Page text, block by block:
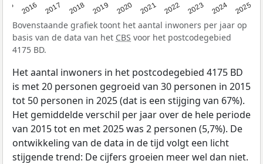
2016 2017 2018 2019 2020 2021 2022 2023 2024 2025
Bovenstaande grafiek toont het aantal inwoners per jaar op
basis van de data van het CBS voor het postcodegebied
4175 BD.
Het aantal inwoners in het postcodegebied 4175 BD
is met 20 personen gegroeid van 30 personen in 2015
tot 50 personen in 2025 (dat is een stijging van 67%).
Het gemiddelde verschil per jaar over de hele periode
van 2015 tot en met 2025 was 2 personen (5,7%). De
ontwikkeling van de data in de tijd volgt een licht
stijgende trend: De cijfers groeien meer wel dan niet.